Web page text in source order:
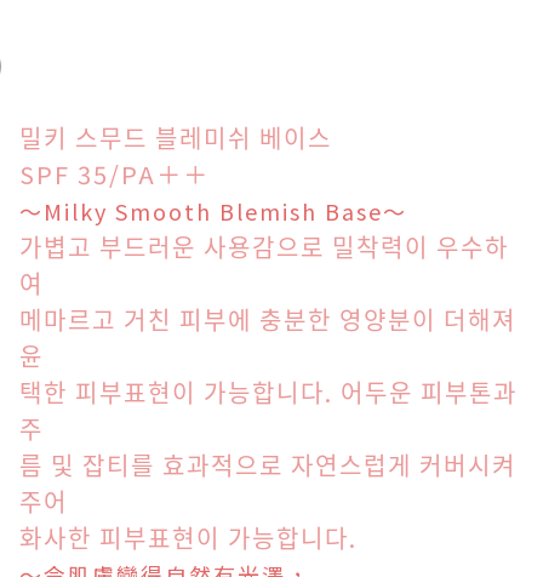
밀키 스무드 블레미쉬 베이스
SPF 35/PA＋＋
～Milky Smooth Blemish Base～
가볍고 부드러운 사용감으로 밀착력이 우수하
여
메마르고 거친 피부에 충분한 영양분이 더해져
윤
택한 피부표현이 가능합니다. 어두운 피부톤과
주
름 및 잡티를 효과적으로 자연스럽게 커버시켜
주어
화사한 피부표현이 가능합니다.